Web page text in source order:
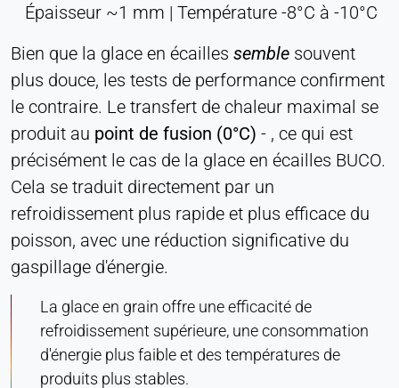
Épaisseur ~1 mm | Température -8°C à -10°C
Bien que la glace en écailles semble souvent
plus douce, les tests de performance confirment
le contraire. Le transfert de chaleur maximal se
produit au point de fusion (0°C) - , ce qui est
précisément le cas de la glace en écailles BUCO.
Cela se traduit directement par un
refroidissement plus rapide et plus efficace du
poisson, avec une réduction significative du
gaspillage d'énergie.
La glace en grain offre une efficacité de
refroidissement supérieure, une consommation
d'énergie plus faible et des températures de
produits plus stables.
Cookie duration:
Hotjar
Name:
hjSession#, hjSessionUser#,
_hjAbsoluteSessionInProgress
Provider:
Purpose:
Analyse du comportement des utilisateurs
Session - 1 an